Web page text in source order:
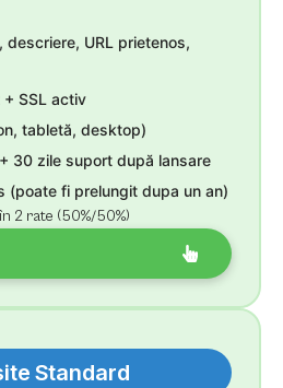
descriere, URL prietenos,
SSL activ
tabletă, desktop)
30 zile suport după lansare
(poate fi prelungit dupa un an)
2 rate (50%/50%)
Standard